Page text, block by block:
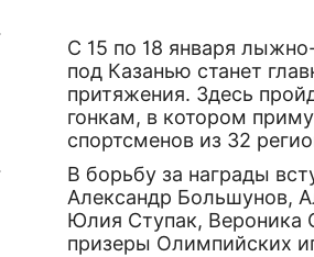
С 15 по 18 января
под Казанью станет
притяжения. Здесь
гонкам, в котором
спортсменов из 32
В борьбу за награды
Александр Большунов,
Юлия Ступак, Вероника
призеры Олимпийских